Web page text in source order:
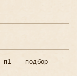
п1 — подбор